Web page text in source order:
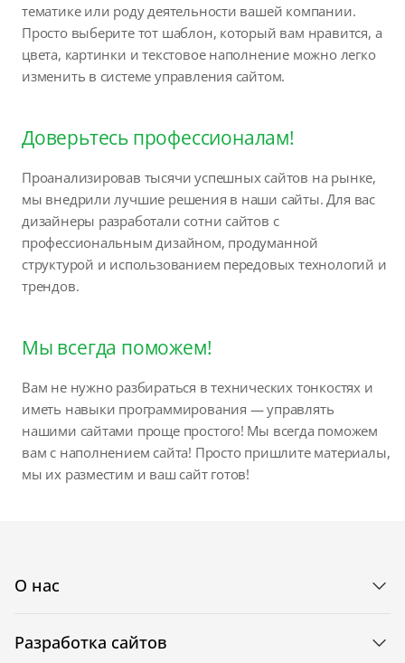
тематике или роду деятельности вашей компании.
Просто выберите тот шаблон, который вам нравится, а
цвета, картинки и текстовое наполнение можно легко
изменить в системе управления сайтом.
Доверьтесь профессионалам!
Проанализировав тысячи успешных сайтов на рынке,
мы внедрили лучшие решения в наши сайты. Для вас
дизайнеры разработали сотни сайтов с
профессиональным дизайном, продуманной
структурой и использованием передовых технологий и
трендов.
Мы всегда поможем!
Вам не нужно разбираться в технических тонкостях и
иметь навыки программирования — управлять
нашими сайтами проще простого! Мы всегда поможем
вам с наполнением сайта! Просто пришлите материалы,
мы их разместим и ваш сайт готов!
О нас
Разработка сайтов